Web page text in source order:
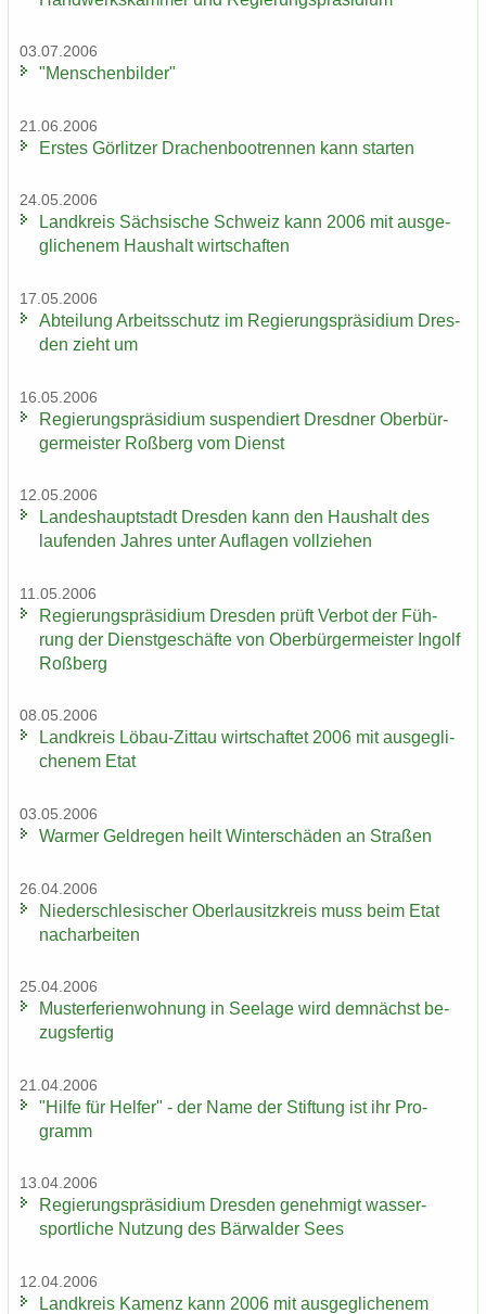
03.07.2006
"Men­schen­bil­der"
21.06.2006
Ers­tes Gör­lit­zer Dra­chen­boot­ren­nen kann star­ten
24.05.2006
Land­kreis Säch­si­sche Schweiz kann 2006 mit aus­ge­
gli­che­nem Haus­halt wirt­schaf­ten
17.05.2006
Ab­tei­lung Ar­beits­schutz im Re­gie­rungs­prä­si­di­um Dres­
den zieht um
16.05.2006
Re­gie­rungs­prä­si­di­um sus­pen­diert Dresd­ner Ober­bür­
ger­meis­ter Roß­berg vom Dienst
12.05.2006
Lan­des­haupt­stadt Dres­den kann den Haus­halt des
lau­fen­den Jah­res unter Auf­la­gen voll­zie­hen
11.05.2006
Re­gie­rungs­prä­si­di­um Dres­den prüft Ver­bot der Füh­
rung der Dienst­ge­schäf­te von Ober­bür­ger­meis­ter In­golf
Roß­berg
08.05.2006
Land­kreis Löbau-​Zittau wirt­schaf­tet 2006 mit aus­ge­gli­
che­nem Etat
03.05.2006
War­mer Geld­re­gen heilt Win­ter­schä­den an Stra­ßen
26.04.2006
Nie­der­schle­si­scher Ober­lau­sitz­kreis muss beim Etat
nach­ar­bei­ten
25.04.2006
Mus­ter­fe­ri­en­woh­nung in See­la­ge wird dem­nächst be­
zugs­fer­tig
21.04.2006
"Hilfe für Hel­fer" - der Name der Stif­tung ist ihr Pro­
gramm
13.04.2006
Re­gie­rungs­prä­si­di­um Dres­den ge­neh­migt was­ser­
sport­li­che Nut­zung des Bär­wal­der Sees
12.04.2006
Land­kreis Ka­menz kann 2006 mit aus­ge­gli­che­nem